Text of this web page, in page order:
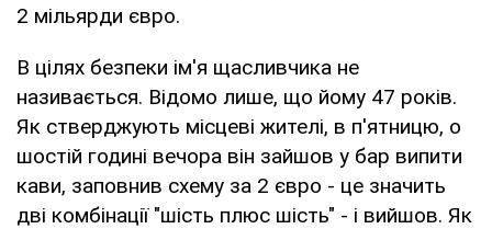
2 мільярди євро.
В цілях безпеки ім'я щасливчика не
називається. Відомо лише, що йому 47 років.
Як стверджують місцеві жителі, в п'ятницю, о
шостій годині вечора він зайшов у бар випити
кави, заповнив схему за 2 євро - це значить
дві комбінації "шість плюс шість" - і вийшов. Як